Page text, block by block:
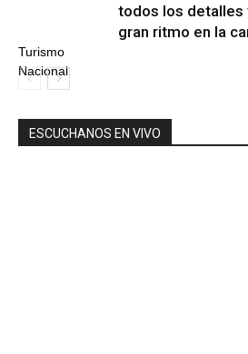
Turismo
Nacional
todos los detalles
gran ritmo en la
ESCUCHANOS EN VIVO